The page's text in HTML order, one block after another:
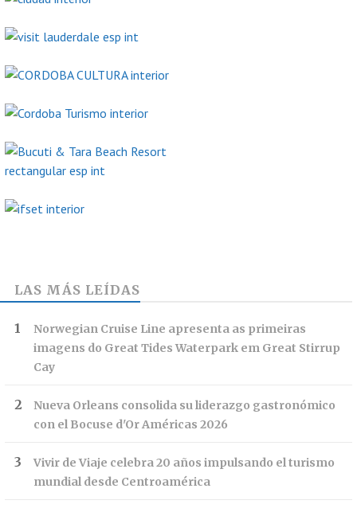
LAS MÁS LEÍDAS
Norwegian Cruise Line apresenta as primeiras
imagens do Great Tides Waterpark em Great Stirrup
Cay
Nueva Orleans consolida su liderazgo gastronómico
con el Bocuse d'Or Américas 2026
Vivir de Viaje celebra 20 años impulsando el turismo
mundial desde Centroamérica